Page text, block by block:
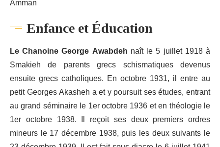
Enfance et Éducation
Le Chanoine George Awabdeh naît le 5 juillet 1918 à
Smakieh de parents grecs schismatiques devenus
ensuite grecs catholiques. En octobre 1931, il entre au
petit Georges Akasheh a et y poursuit ses études, entrant
au grand séminaire le 1er octobre 1936 et en théologie le
1er octobre 1938. Il reçoit ses deux premiers ordres
mineurs le 17 décembre 1938, puis les deux suivants le